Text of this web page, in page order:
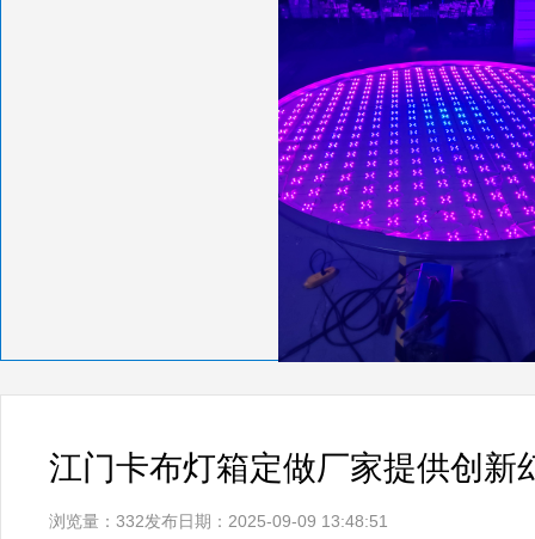
江门卡布灯箱定做厂家提供创新
浏览量：332发布日期：2025-09-09 13:48:51